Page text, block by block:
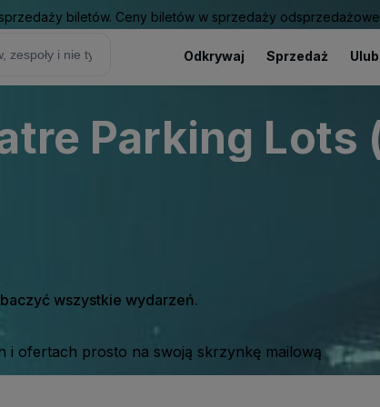
biletów. Ceny biletów w sprzedaży
Odkrywaj Sprzedaż
Parking Lots
wszystkie wydarzeń.
ofertach prosto na swoją skrzynkę mailową